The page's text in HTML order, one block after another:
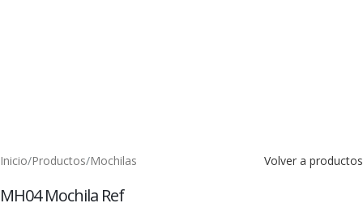
Inicio/Productos/Mochilas Volver a productos
MH04 Mochila Ref